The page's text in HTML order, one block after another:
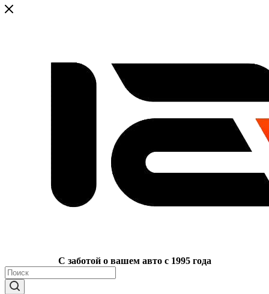
C заботой о вашем авто с 1995 года